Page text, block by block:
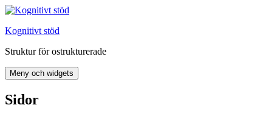
Hoppa
innehåll
Kognitivt stöd
Struktur för ostrukturerade
Meny och widgets
Sidor